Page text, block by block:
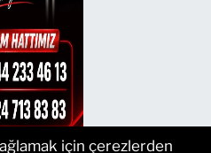
için çerezlerden